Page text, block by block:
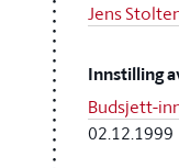
Jens
Innstilling
Budsjett-
02.12.1999